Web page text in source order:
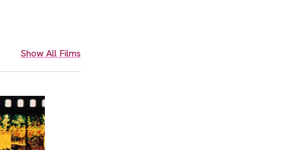
Show All Films